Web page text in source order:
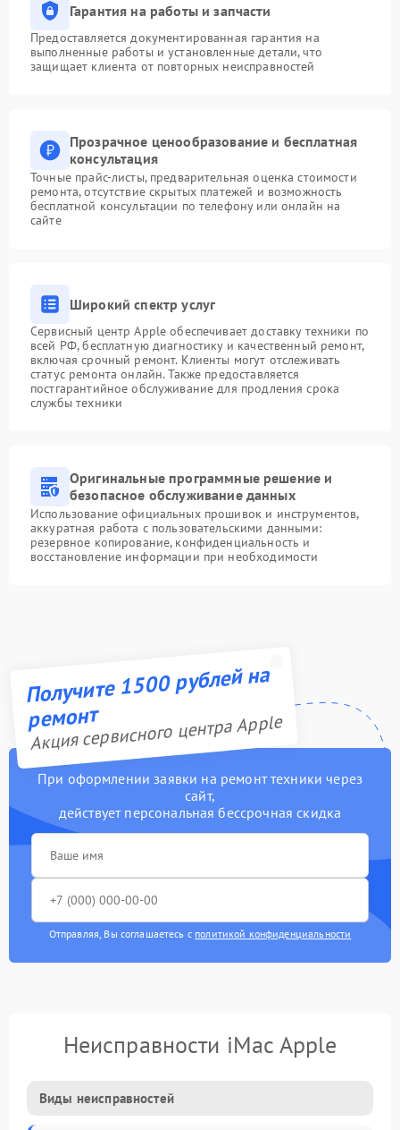
Гарантия на работы и запчасти
Предоставляется документированная гарантия на
выполненные работы и установленные детали, что
защищает клиента от повторных неисправностей
Прозрачное ценообразование и бесплатная
консультация
Точные прайс-листы, предварительная оценка стоимости
ремонта, отсутствие скрытых платежей и возможность
бесплатной консультации по телефону или онлайн на
сайте
Широкий спектр услуг
Сервисный центр Apple обеспечивает доставку техники по
всей РФ, бесплатную диагностику и качественный ремонт,
включая срочный ремонт. Клиенты могут отслеживать
статус ремонта онлайн. Также предоставляется
постгарантийное обслуживание для продления срока
службы техники
Оригинальные программные решение и
безопасное обслуживание данных
Использование официальных прошивок и инструментов,
аккуратная работа с пользовательскими данными:
резервное копирование, конфиденциальность и
восстановление информации при необходимости
Получите 1500 рублей на
ремонт
Акция сервисного центра Apple
При оформлении заявки на ремонт техники через
сайт,
действует персональная бессрочная скидка
Отправляя, Вы соглашаетесь с политикой конфиденциальности
Неисправности iMac Apple
Виды неисправностей